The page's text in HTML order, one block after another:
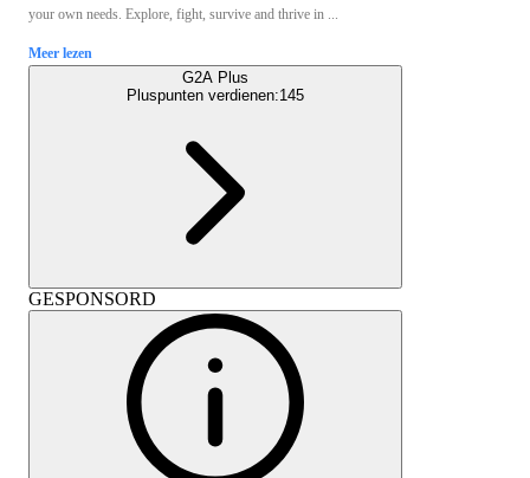
your own needs. Explore, fight, survive and thrive in ...
Meer lezen
G2A Plus
Pluspunten verdienen:145
GESPONSORD